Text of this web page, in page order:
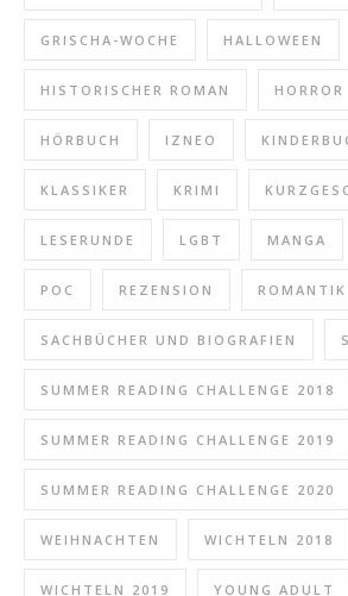
GRISCHA-WOCHE HALLOWEEN
HISTORISCHER ROMAN HORROR
HÖRBUCH IZNEO
KLASSIKER KRIMI
LESERUNDE LGBT MANGA
POC REZENSION ROMANTIK
SACHBÜCHER UND BIOGRAFIEN
SUMMER READING CHALLENGE 2018
SUMMER READING CHALLENGE 2019
SUMMER READING CHALLENGE 2020
WEIHNACHTEN WICHTELN 2018
WICHTELN 2019 YOUNG ADULT